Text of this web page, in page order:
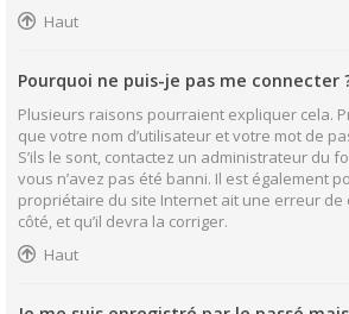
Haut
Pourquoi ne puis-je pas me connecter
Plusieurs raisons pourraient expliquer cela.
que votre nom d’utilisateur et votre mot de
S’ils le sont, contactez un administrateur du
vous n’avez pas été banni. Il est également
propriétaire du site Internet ait une erreur de
côté, et qu’il devra la corriger.
Haut